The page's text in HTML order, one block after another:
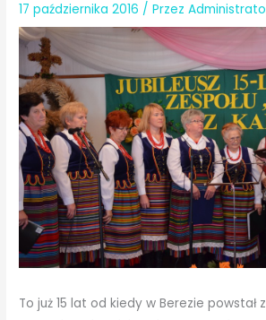
17 października 2016 / Przez
To już 15 lat od kiedy w Berezie powstał